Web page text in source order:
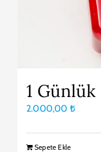
1 Günlük
2.000,00 ₺
Sepete Ekle